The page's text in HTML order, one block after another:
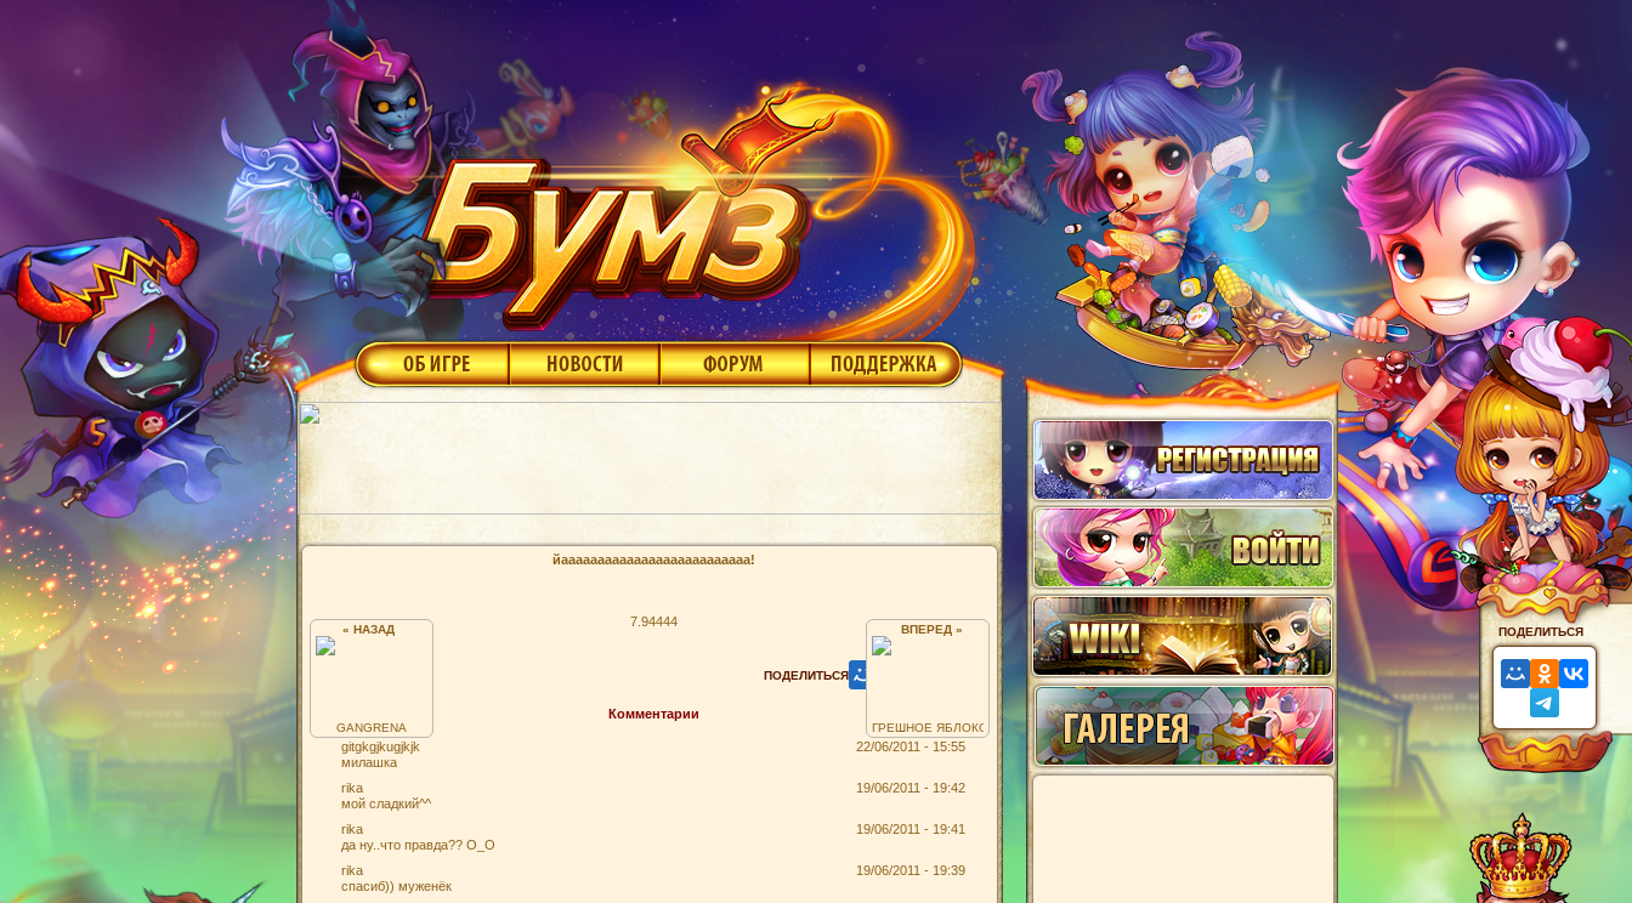
йаааааааааааааааааааааааааа!
7.94444
Комментарии
gitgkgjkugjkjk
22/06/2011 - 15:55
милашка
rika
19/06/2011 - 19:42
мой сладкий^^
rika
19/06/2011 - 19:41
да ну..что правда?? О_О
rika
19/06/2011 - 19:39
спасиб)) муженёк
« НАЗАД
GANGRENA
ВПЕРЕД »
ГРЕШНОЕ ЯБЛОКО ))